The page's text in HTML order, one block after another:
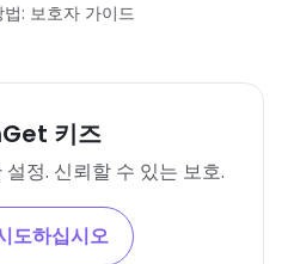
: 보호자 가이드
키즈
정. 신뢰할 수 있는 보호.
도하십시오